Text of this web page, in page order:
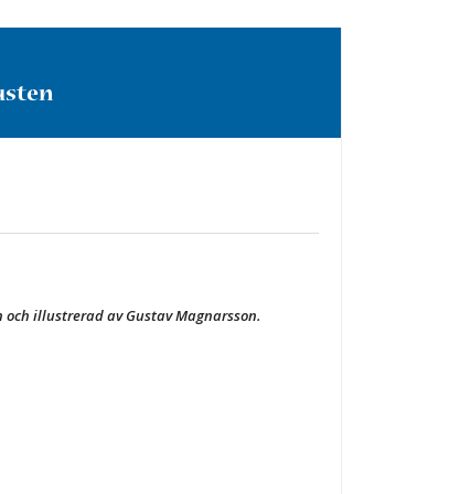
illustrerad av Gustav Magnarsson.